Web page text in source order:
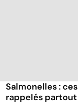
Salmonelles :
rappelés partout